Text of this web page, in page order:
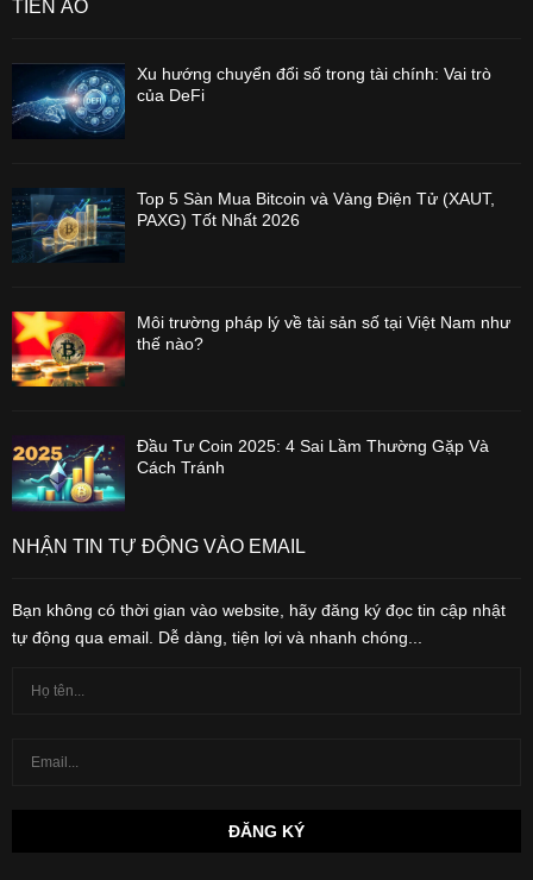
TIỀN ẢO
Xu hướng chuyển đổi số trong tài chính: Vai trò
của DeFi
Top 5 Sàn Mua Bitcoin và Vàng Điện Tử (XAUT,
PAXG) Tốt Nhất 2026
Môi trường pháp lý về tài sản số tại Việt Nam như
thế nào?
Đầu Tư Coin 2025: 4 Sai Lầm Thường Gặp Và
Cách Tránh
NHẬN TIN TỰ ĐỘNG VÀO EMAIL
Bạn không có thời gian vào website, hãy đăng ký đọc tin cập nhật
tự động qua email. Dễ dàng, tiện lợi và nhanh chóng...